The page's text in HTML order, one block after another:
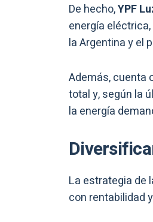
De hecho,YPF
energía
la Argentina y el
Además, cuenta
total y, según la
la energía
La estrategia de
con rentabilidad